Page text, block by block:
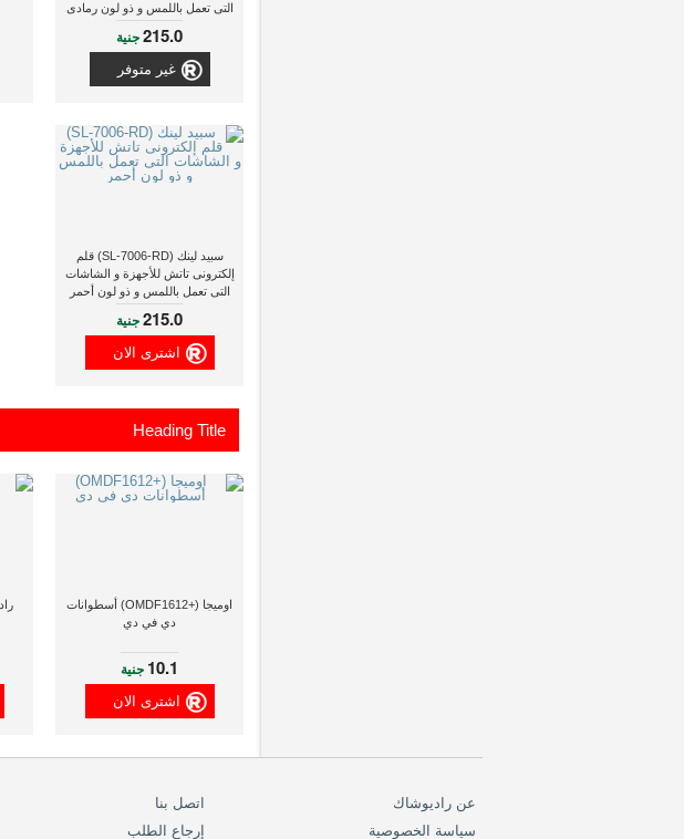
التى تعمل باللمس و ذو لون رمادى
215.0جنية
غير متوفر
سبيد لينك (SL-7006-RD) قلم
إلكترونى تاتش للأجهزة و الشاشات
التى تعمل باللمس و ذو لون أحمر
215.0جنية
اشترى الان
Heading Title
اوميجا (+OMDF1612) أسطوانات
دي في دي
10.1 جنية
اشترى الان
عن راديوشاك
سياسة الخصوصية
اتصل بنا
إرجاع الطلب